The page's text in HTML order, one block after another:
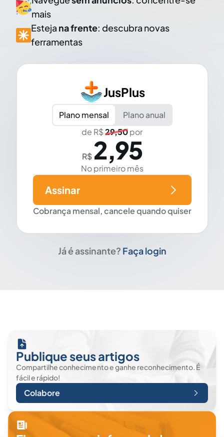
mais
Esteja na frente: descubra novas
ferramentas
JusPlus
Plano mensal
Plano anual
de R$29,50por
R$ 2,95
No primeiro mês
Cobrança mensal, cancele quando quiser
Assinar
Já é assinante? Faça login
Publique seus artigos
Compartilhe conhecimento e ganhe reconhecimento. É
fácil e rápido!
Colabore